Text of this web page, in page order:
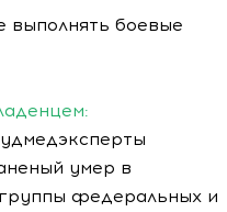
выполнять боевые
умер в
федеральных и